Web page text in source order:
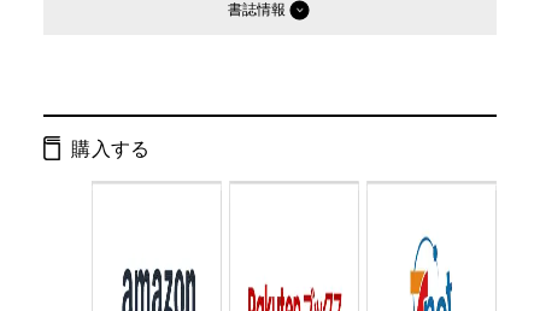
書誌情報
ページ数：
判型： 文庫判
購入する